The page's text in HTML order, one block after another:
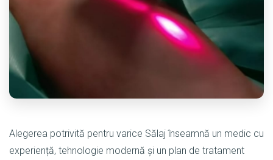
Alegerea potrivită pentru varice Sălaj înseamnă un medic cu
experiență, tehnologie modernă și un plan de tratament